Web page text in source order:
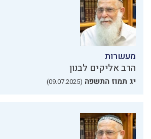
מעשרות
הרב אליקים לבנון
יג תמוז התשפה (09.07.2025)